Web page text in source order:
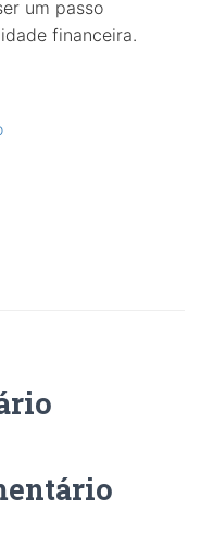
um passo
financeira.